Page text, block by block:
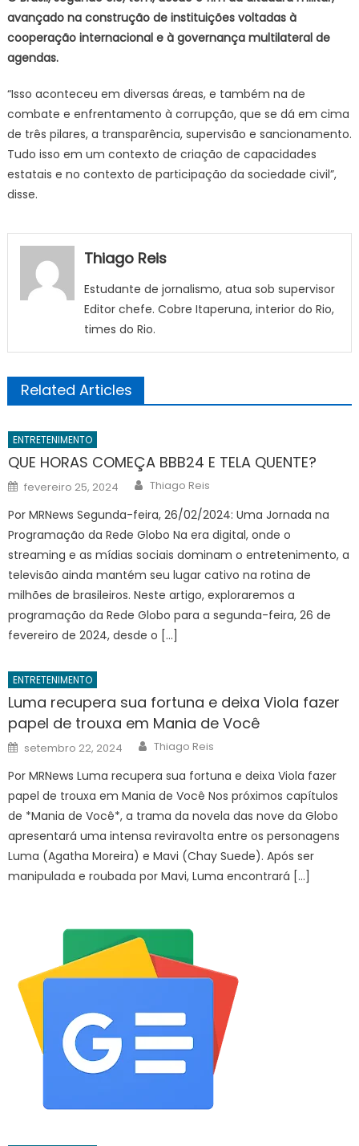
avançado na construção de instituições voltadas à
cooperação internacional e à governança multilateral de
agendas.
“Isso aconteceu em diversas áreas, e também na de
combate e enfrentamento à corrupção, que se dá em cima
de três pilares, a transparência, supervisão e sancionamento.
Tudo isso em um contexto de criação de capacidades
estatais e no contexto de participação da sociedade civil”,
disse.
Thiago Reis
Estudante de jornalismo, atua sob supervisor
Editor chefe. Cobre Itaperuna, interior do Rio,
times do Rio.
Related Articles
ENTRETENIMENTO
QUE HORAS COMEÇA BBB24 E TELA QUENTE?
Posted
on
fevereiro 25, 2024 Author
Thiago Reis
Por MRNews Segunda-feira, 26/02/2024: Uma Jornada na
Programação da Rede Globo Na era digital, onde o
streaming e as mídias sociais dominam o entretenimento, a
televisão ainda mantém seu lugar cativo na rotina de
milhões de brasileiros. Neste artigo, exploraremos a
programação da Rede Globo para a segunda-feira, 26 de
fevereiro de 2024, desde o […]
ENTRETENIMENTO
Luma recupera sua fortuna e deixa Viola fazer
papel de trouxa em Mania de Você
Posted
on
setembro 22, 2024 Author
Thiago Reis
Por MRNews Luma recupera sua fortuna e deixa Viola fazer
papel de trouxa em Mania de Você Nos próximos capítulos
de *Mania de Você*, a trama da novela das nove da Globo
apresentará uma intensa reviravolta entre os personagens
Luma (Agatha Moreira) e Mavi (Chay Suede). Após ser
manipulada e roubada por Mavi, Luma encontrará […]